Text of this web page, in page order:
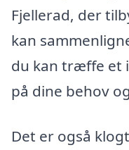
Fjellerad, der
kan
du kan træffe et
på dine behov
Det er også